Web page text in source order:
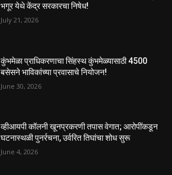
भगूर येथे केंद्र सरकारचा निषेध!
July 21, 2026
कुंभमेळा प्राधिकरणाचा सिंहस्थ कुंभमेळ्यासाठी 4500
बसेसने भाविकांच्या प्रवासाचे नियोजन!
June 30, 2026
व्हीआयपी कॉलनी खूनप्रकरणी तपास वेगात; आरोपींकडून
घटनास्थळी पुनर्रचना, उर्वरित तिघांचा शोध सुरू
June 4, 2026